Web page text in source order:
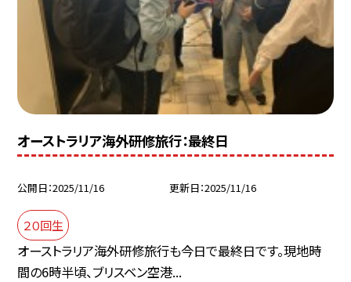
オーストラリア海外研修旅行：最終日
公開日 2025/11/16 更新日 2025/11/16
２０回生
オーストラリア海外研修旅行も今日で最終日です。現地時
間の6時半頃、ブリスベン空港...